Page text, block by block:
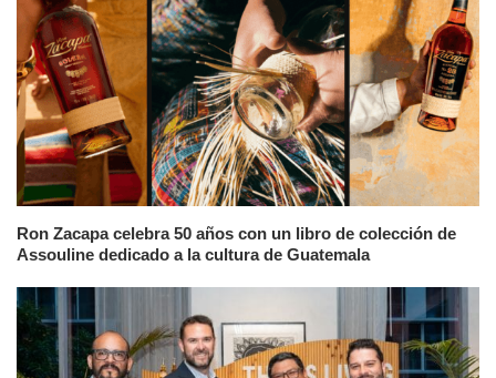
Ron Zacapa celebra 50 años con un libro de colección de
Assouline dedicado a la cultura de Guatemala